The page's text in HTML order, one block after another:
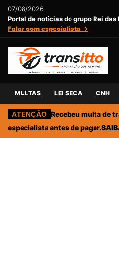
07/08/2026
Portal de notícias do grupo Rei das
Falar com especialista →
MULTAS LEI SECA CNH
ATENÇÃO Recebeu multa de
especialista antes de pagar.